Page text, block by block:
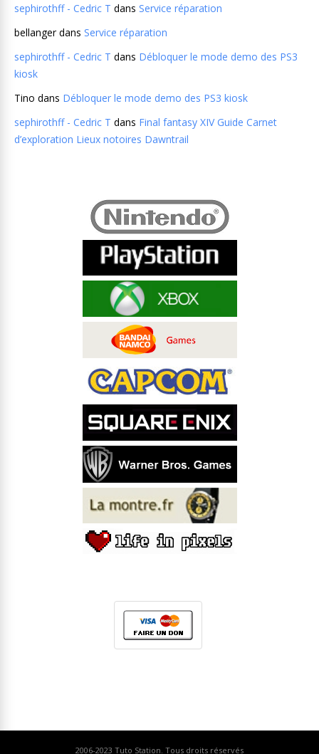
sephirothff - Cedric T dans Service réparation
bellangerdans Service réparation
sephirothff - Cedric T dans Débloquer le mode demo des PS3
kiosk
Tino dans Débloquer le mode demo des PS3 kiosk
sephirothff - Cedric T dans Final fantasy XIV Guide Carnet
d’exploration Lieux notoires Dawntrail
2006-2023 Tuto Station . Tous droits réservés